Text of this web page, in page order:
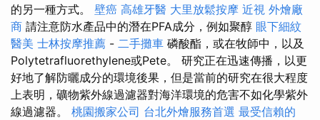
的另一種方式。 壁癌 高雄牙醫 大里放鬆按摩 近視 外燴廠
商 請注意防水產品中的潛在PFA成分，例如聚醇 眼下細紋
醫美 士林按摩推薦 - 二手攤車 磷酸酯，或在牧師中，以及
Polytetrafluorethylene或Pete。 研究正在迅速傳播，以更
好地了解防曬成分的環境後果，但是當前的研究在很大程度
上表明，礦物紫外線過濾器對海洋環境的危害不如化學紫外
線過濾器。 桃園搬家公司 台北外燴服務首選 最受信賴的